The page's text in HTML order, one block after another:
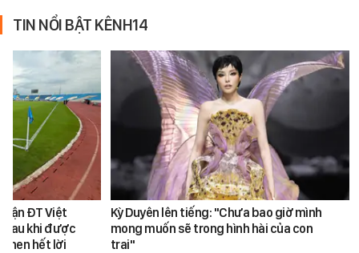
TIN NỔI BẬT KÊNH14
ĐT Việt
sau khi được
hết lời
Kỳ Duyên lên tiếng: "Chưa bao giờ mình
mong muốn sẽ trong hình hài của con
trai"